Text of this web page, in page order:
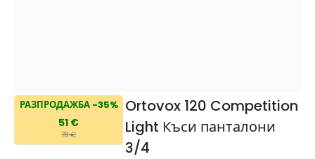
РАЗПРОДАЖБА -35%
51 €
78 €
Ortovox 120 Competition
Light Къси панталони
3/4